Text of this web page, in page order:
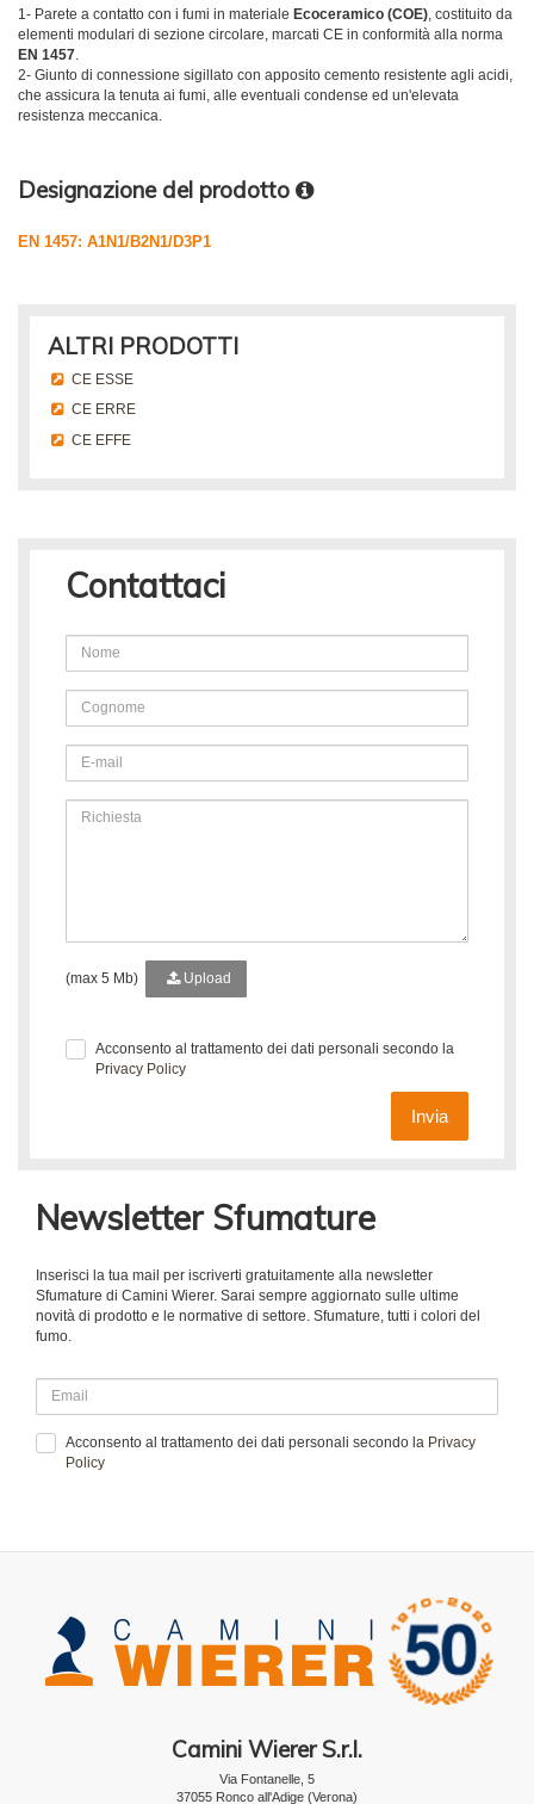
1- Parete a contatto con i fumi in materiale Ecoceramico (COE), costituito da
elementi modulari di sezione circolare, marcati CE in conformità alla norma
EN 1457.
2- Giunto di connessione sigillato con ap­posito cemento resistente agli acidi,
che assicura la tenuta ai fumi, alle eventuali condense ed un'elevata
resistenza mecca­nica.
Designazione del prodotto
EN 1457: A1N1/B2N1/D3P1
ALTRI PRODOTTI
CE ESSE
CE ERRE
CE EFFE
Contattaci
(max 5 Mb) Upload
Acconsento al trattamento dei dati personali secondo la
Privacy Policy
Invia
Newsletter Sfumature
Inserisci la tua mail per iscriverti gratuitamente alla newsletter
Sfumature di Camini Wierer. Sarai sempre aggiornato sulle ultime
novità di prodotto e le normative di settore. Sfumature, tutti i colori del
fumo.
Acconsento al trattamento dei dati personali secondo la Privacy
Policy
Camini Wierer S.r.l.
Via Fontanelle, 5
37055 Ronco all'Adige (Verona)